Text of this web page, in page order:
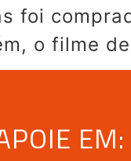
foi
o filme
EM: